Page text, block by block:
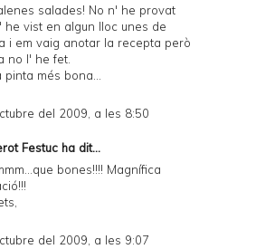
salades! No n' he provat
he vist en algun lloc unes de
i em vaig anotar la recepta però
no l' he fet.
pinta més bona...
del 2009, a les 8:50
Festuc ha dit...
bones!!!! Magnífica
del 2009, a les 9:07